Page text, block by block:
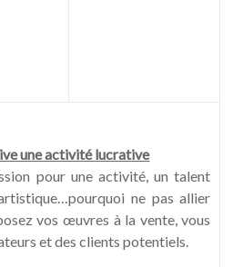
une activité lucrative
pour une activité, un talent
ne pas allier
vos œuvres à la vente, vous
et des clients potentiels.